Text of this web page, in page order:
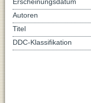
Erscheinungsdatum
Autoren
Titel
DDC-Klassifikation